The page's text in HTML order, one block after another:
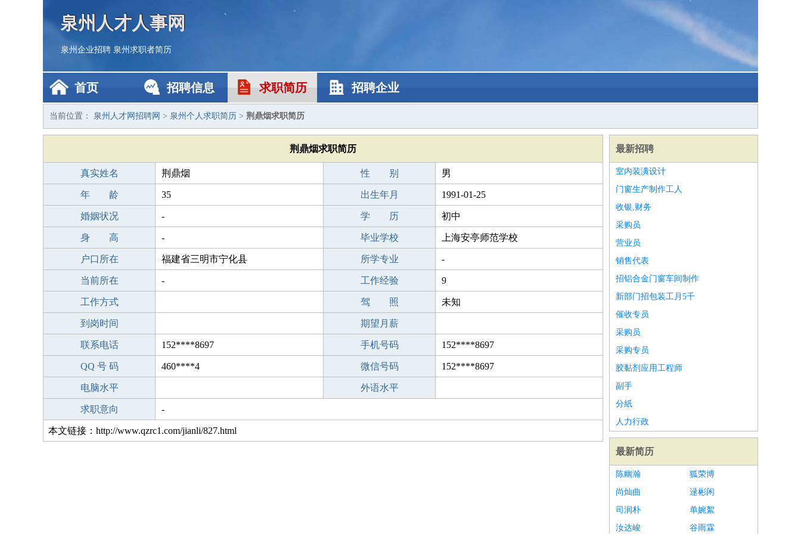
泉州人才人事网
泉州企业招聘 泉州求职者简历
首页 招聘信息 求职简历 招聘企业
当前位置： 泉州人才网招聘网 > 泉州个人求职简历 > 荆鼎烟求职简历
荆鼎烟求职简历
真实姓名 荆鼎烟 性 别 男
年 龄 35 出生年月 1991-01-25
婚姻状况 - 学 历 初中
身 高 - 毕业学校 上海安亭师范学校
户口所在 福建省三明市宁化县 所学专业 -
当前所在 - 工作经验 9
工作方式 驾 照 未知
到岗时间 期望月薪
联系电话 152****8697 手机号码 152****8697
QQ 号 码 460****4 微信号码 152****8697
电脑水平 外语水平
求职意向 -
本文链接：http://www.qzrc1.com/jianli/827.html
最新招聘
室内装潢设计
门窗生产制作工人
收银,财务
采购员
营业员
销售代表
招铝合金门窗车间制作
新部门招包装工月5千
催收专员
采购员
采购专员
胶黏剂应用工程师
副手
分紙
人力行政
最新简历
陈幽瀚
狐荣博
尚灿曲
逯彬闲
司润朴
单婉絮
汝达峻
谷雨霖